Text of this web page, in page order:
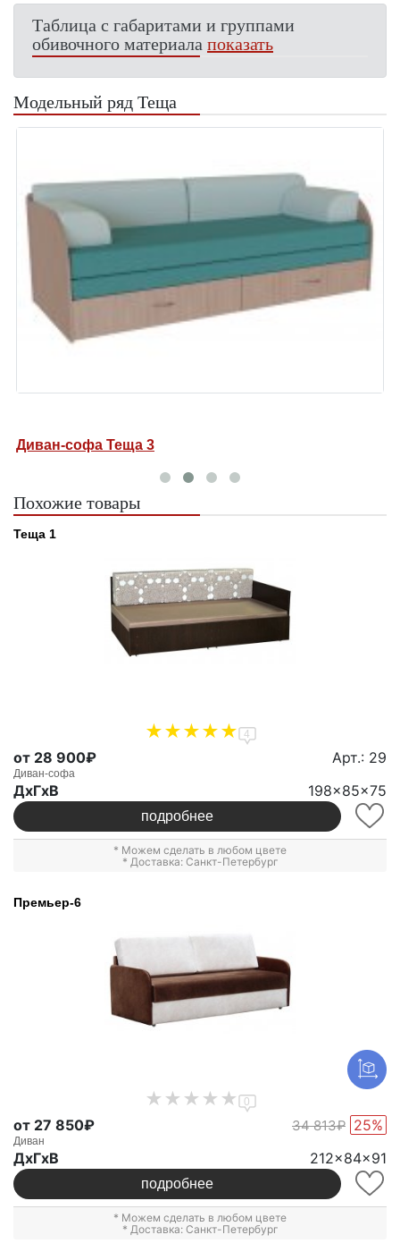
Таблица с габаритами и группами
обивочного материалапоказать
Модельный ряд Теща
Диван-софа Теща 2М
Похожие товары
Теща 1
4
от 28 900₽ Арт.: 29
Диван-софа
ДxГxВ 198x85x75
подробнее
* Можем сделать в любом цвете
* Доставка: Санкт-Петербург
Премьер-6
0
от 27 850₽ 34 813₽ 25%
Диван
ДxГxВ 212x84x91
подробнее
* Можем сделать в любом цвете
* Доставка: Санкт-Петербург